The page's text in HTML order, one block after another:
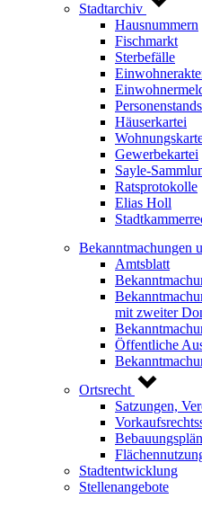
Stadtarchiv
Hausnummern
Fischmarkt
Sterbefälle
Häuserkartei
Gewerbekartei
Sayle-
Ratsprotokolle
Elias Holl
Bekanntmachungen
Amtsblatt
mit zweiter
Öffentliche
Ortsrecht
Satzungen,
Stadtentwicklung
Stellenangebote